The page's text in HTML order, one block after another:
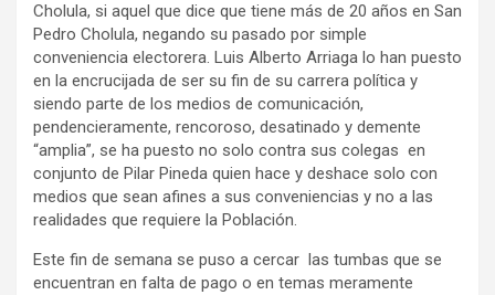
Cholula, si aquel que dice que tiene más de 20 años en San
Pedro Cholula, negando su pasado por simple
conveniencia electorera. Luis Alberto Arriaga lo han puesto
en la encrucijada de ser su fin de su carrera política y
siendo parte de los medios de comunicación,
pendencieramente, rencoroso, desatinado y demente
“amplia”, se ha puesto no solo contra sus colegas en
conjunto de Pilar Pineda quien hace y deshace solo con
medios que sean afines a sus conveniencias y no a las
realidades que requiere la Población.
Este fin de semana se puso a cercar las tumbas que se
encuentran en falta de pago o en temas meramente